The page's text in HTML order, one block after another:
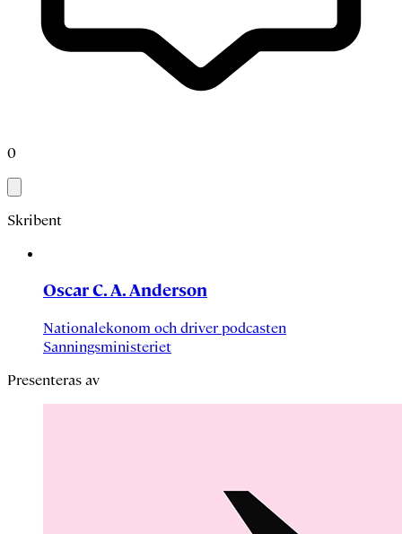
0
Skribent
Oscar C. A. Anderson
Nationalekonom och driver podcasten
Sanningsministeriet
Presenteras av